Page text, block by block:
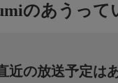
のあうって
近の放送予定は